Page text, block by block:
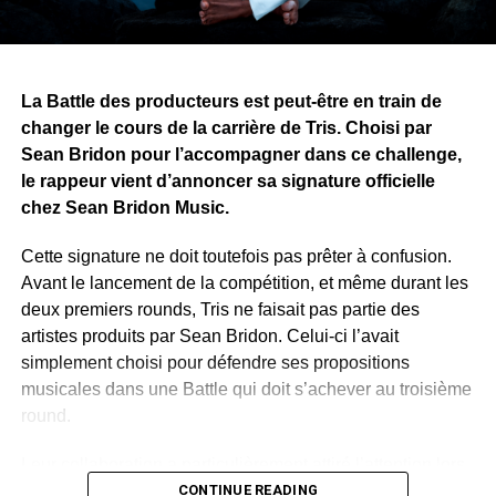
ne se limite pas à la musique. Alors que le premier tome
au public.
WhatsApp
Facebook
X Telegram
Email
>>
La Battle des producteurs est peut-être en train de
changer le cours de la carrière de Tris. Choisi par
Sean Bridon pour l’accompagner dans ce challenge,
le rappeur vient d’annoncer sa signature officielle
chez Sean Bridon Music.
Cette signature ne doit toutefois pas prêter à confusion.
Avant le lancement de la compétition, et même durant les
deux premiers rounds, Tris ne faisait pas partie des
artistes produits par Sean Bridon. Celui-ci l’avait
simplement choisi pour défendre ses propositions
musicales dans une Battle qui doit s’achever au troisième
round.
de la deuxième étape du concours. Sur un morceau
CONTINUE READING